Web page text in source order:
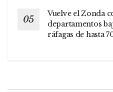
Vuelve el Zonda
departamentos
ráfagas de hasta